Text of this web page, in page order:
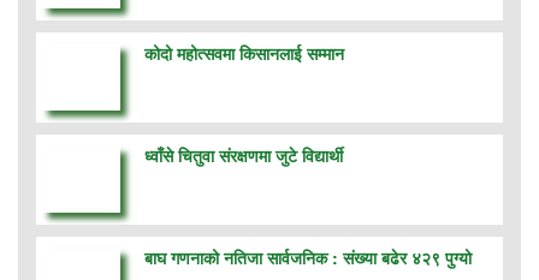
कोदो महोत्सवमा किसानलाई सम्मान
ध्वाँसे चितुवा संरक्षणमा जुटे विद्यार्थी
बाघ गणनाको नतिजा सार्वजनिक : संख्या बढेर ४२९ पुग्यो